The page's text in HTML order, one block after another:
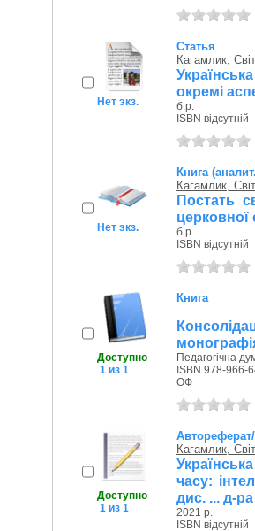
Нет экз.
Статья
Кагамлик,
окремі
б.р.
ISBN відсутній
Нет экз.
Книга
Кагамлик,
Постать
церковної
б.р.
ISBN відсутній
Доступно
1 из 1
Книга
Педагогічна
ISBN 978-966-
ОФ
Доступно
1 из 1
Кагамлик,
часу:
дис. ... д-ра
2021 р.
ISBN відсутній